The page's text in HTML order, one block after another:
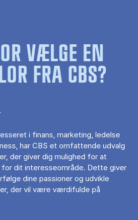
VÆLGE EN
FRA CBS?
i finans, marketing, ledelse
har CBS et omfattende udvalg
der giver dig mulighed for at
for dit interesseområde. Dette giver
dine passioner og udvikle
der vil være værdifulde på